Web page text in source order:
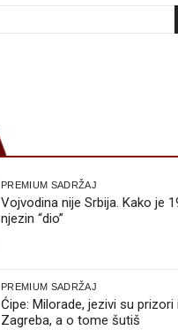
PREMIUM SADRŽAJ
Vojvodina nije Srbija. Kako je
njezin “dio”
PREMIUM SADRŽAJ
Ćipe: Milorade, jezivi su prizori
Zagreba, a o tome šutiš